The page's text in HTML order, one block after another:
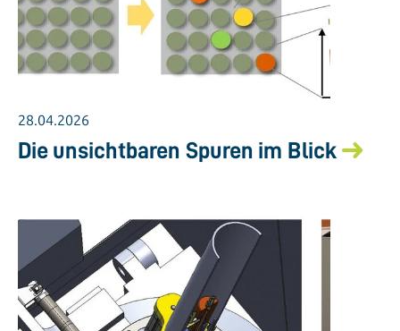
28.04.2026
Die unsichtbaren Spuren im Blick